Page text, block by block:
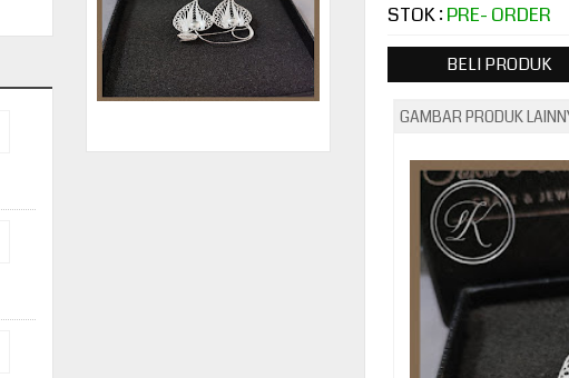
STOK : PRE- ORDER
BELI PRODUK
GAMBAR PRODUK